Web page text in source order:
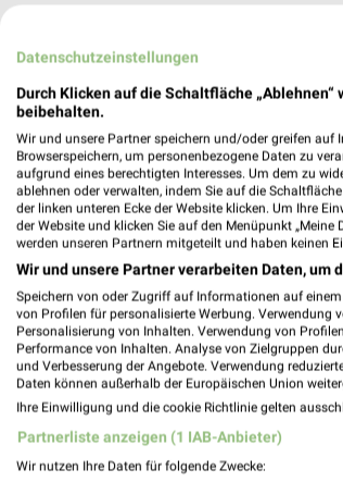
Louis MEGAShop
Regensburger Straße
94036 Passau
Heute 09:00 - 20:00
438,65 km
Datenschutzeinstellungen
Durch Klicken auf die Schaltfläche
beibehalten.
Wir und unsere Partner speichern und/oder greifen auf
Browserspeichern, um personenbezogene Daten zu
aufgrund eines berechtigten Interesses. Um dem zu
ablehnen oder verwalten, indem Sie auf die
der linken unteren Ecke der Website klicken. Um Ihre
der Website und klicken Sie auf den Menüpunkt
werden unseren Partnern mitgeteilt und haben keinen
Wir und unsere Partner verarbeiten Daten, um
Speichern von oder Zugriff auf Informationen auf
von Profilen für personalisierte Werbung. Verwendung
Personalisierung von Inhalten. Verwendung von
Performance von Inhalten. Analyse von Zielgruppen
und Verbesserung der Angebote. Verwendung
Daten können außerhalb der Europäischen Union
Ihre Einwilligung und die cookie Richtlinie gelten
Partnerliste anzeigen (1 IAB-Anbieter)
Wir nutzen Ihre Daten für folgende Zwecke: